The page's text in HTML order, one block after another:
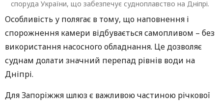
споруда України, що забезпечує судноплавство на Дніпрі.
Особливість у полягає в тому, що наповнення і
спорожнення камери відбувається самопливом – без
використання насосного обладнання. Це дозволяє
суднам долати значний перепад рівнів води на
Дніпрі.
Для Запоріжжя шлюз є важливою частиною річкової